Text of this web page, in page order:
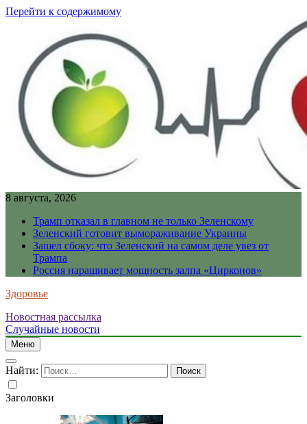
Перейти к содержимому
8 августа, 2026
Трамп отказал в главном не только Зеленскому
Зеленский готовит вымораживание Украины
Зашел сбоку: что Зеленский на самом деле увез от
Трампа
Россия наращивает мощность залпа «Цирконов»
Здоровье
Новостная рассылка
Случайные новости
Меню
Найти:
Заголовки